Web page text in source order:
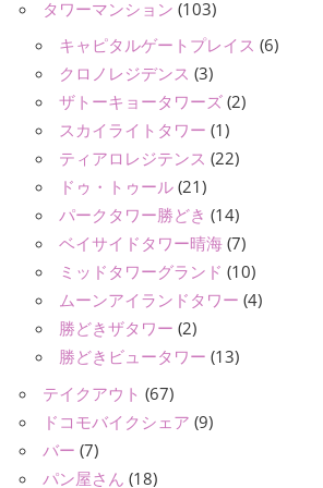
タワーマンション (103)
キャピタルゲートプレイス (6)
クロノレジデンス (3)
ザトーキョータワーズ (2)
スカイライトタワー (1)
ティアロレジテンス (22)
ドゥ・トゥール (21)
パークタワー勝どき (14)
ベイサイドタワー晴海 (7)
ミッドタワーグランド (10)
ムーンアイランドタワー (4)
勝どきザタワー (2)
勝どきビュータワー (13)
テイクアウト (67)
ドコモバイクシェア (9)
バー (7)
パン屋さん (18)